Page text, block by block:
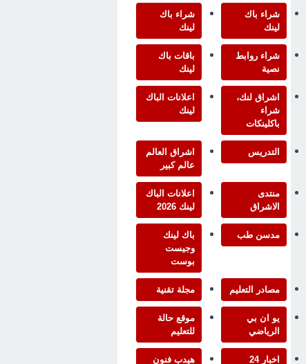
شراء باك
لينك
شراء باك
لينك
شراء روابط
نصية
باقات باك
لينك
اشراق لنك،
شراء
باكلينكات
اعلانات الباك
لينك
التدريس
اشراق العالم
عالم كبير
منتدى
الاشراق
اعلانات الباك
لينك 2026
مدسن طب
باك لينك
وجيست
بوست
مصادر التعليم مجلة تقنية
يو ان بي
الرياضي
موقع حالة
للتعليم
اخبار 24 هيدب فنون